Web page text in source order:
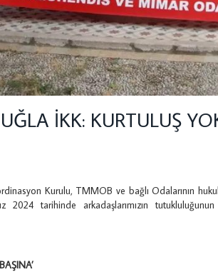
İKK: KURTULUŞ
Kurulu, TMMOB ve bağlı Odalarının
tarihinde arkadaşlarımızın